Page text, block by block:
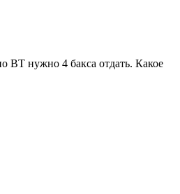
ВТ нужно 4 бакса отдать. Какое